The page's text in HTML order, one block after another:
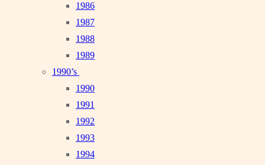
1986
1987
1988
1989
1990’s
1990
1991
1992
1993
1994